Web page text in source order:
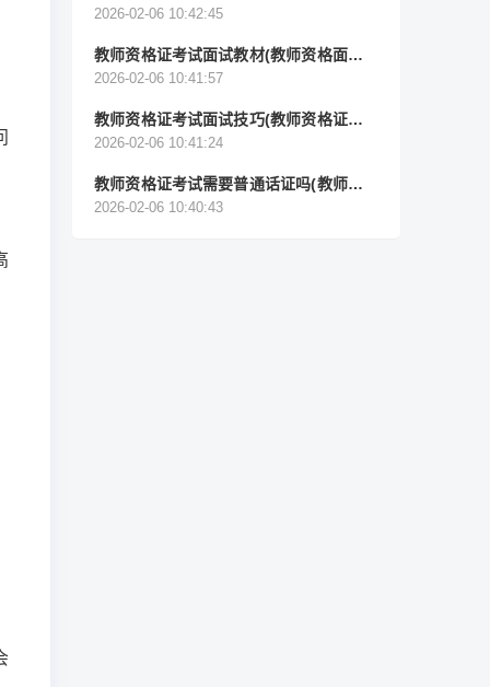
试考什么)
2026-02-06 10:42:45
教师资格证考试面试教材(教师资格面试教
材是人教版吗)
2026-02-06 10:41:57
教师资格证考试面试技巧(教师资格证面试
技巧与注意事项)
2026-02-06 10:41:24
教师资格证考试需要普通话证吗(教师资格
需不需要提供普通话证书)
2026-02-06 10:40:43